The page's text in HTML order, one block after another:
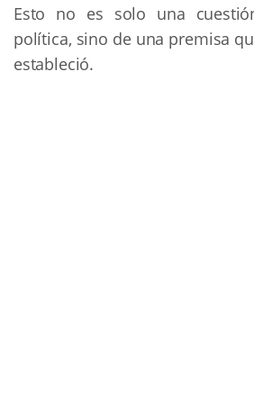
Esto no es solo una
política, sino de una premisa
estableció.